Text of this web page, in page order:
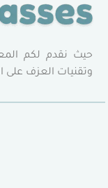
المعلومات
على العود والمزيد!